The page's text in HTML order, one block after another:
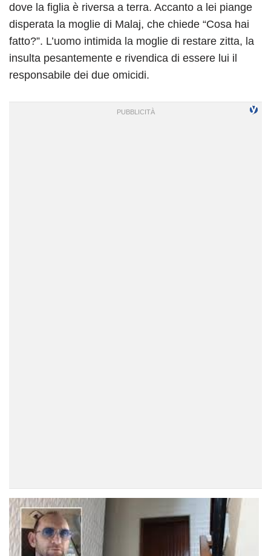
dove la figlia è riversa a terra. Accanto a lei piange
disperata la moglie di Malaj, che chiede “Cosa hai
fatto?”. L’uomo intimida la moglie di restare zitta, la
insulta pesantemente e rivendica di essere lui il
responsabile dei due omicidi.